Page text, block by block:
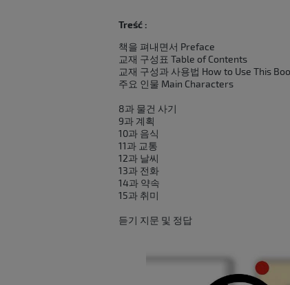
Treść :
책을 펴내면서 Preface
교재 구성표 Table of Contents
교재 구성과 사용법 How to Use This
주요 인물 Main Characters
8과 물건 사기
9과 계획
10과 음식
11과 교통
12과 날씨
13과 전화
14과 약속
15과 취미
듣기 지문 및 정답